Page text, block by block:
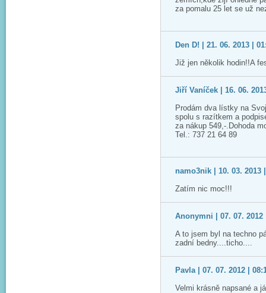
za pomalu 25 let se už
Den D! | 21. 06. 2013 |
Již jen několik hodin!!A
Jiří Vaníček | 16. 06.
Prodám dva lístky na
spolu s razítkem a
za nákup 549,-.Dohoda
Tel.: 737 21 64 89
namo3nik | 10. 03. 2013
Zatím nic moc!!!
Anonymni | 07. 07. 2012
A to jsem byl na techno
zadní bedny....ticho....
Pavla | 07. 07. 2012 |
Velmi krásně napsané a